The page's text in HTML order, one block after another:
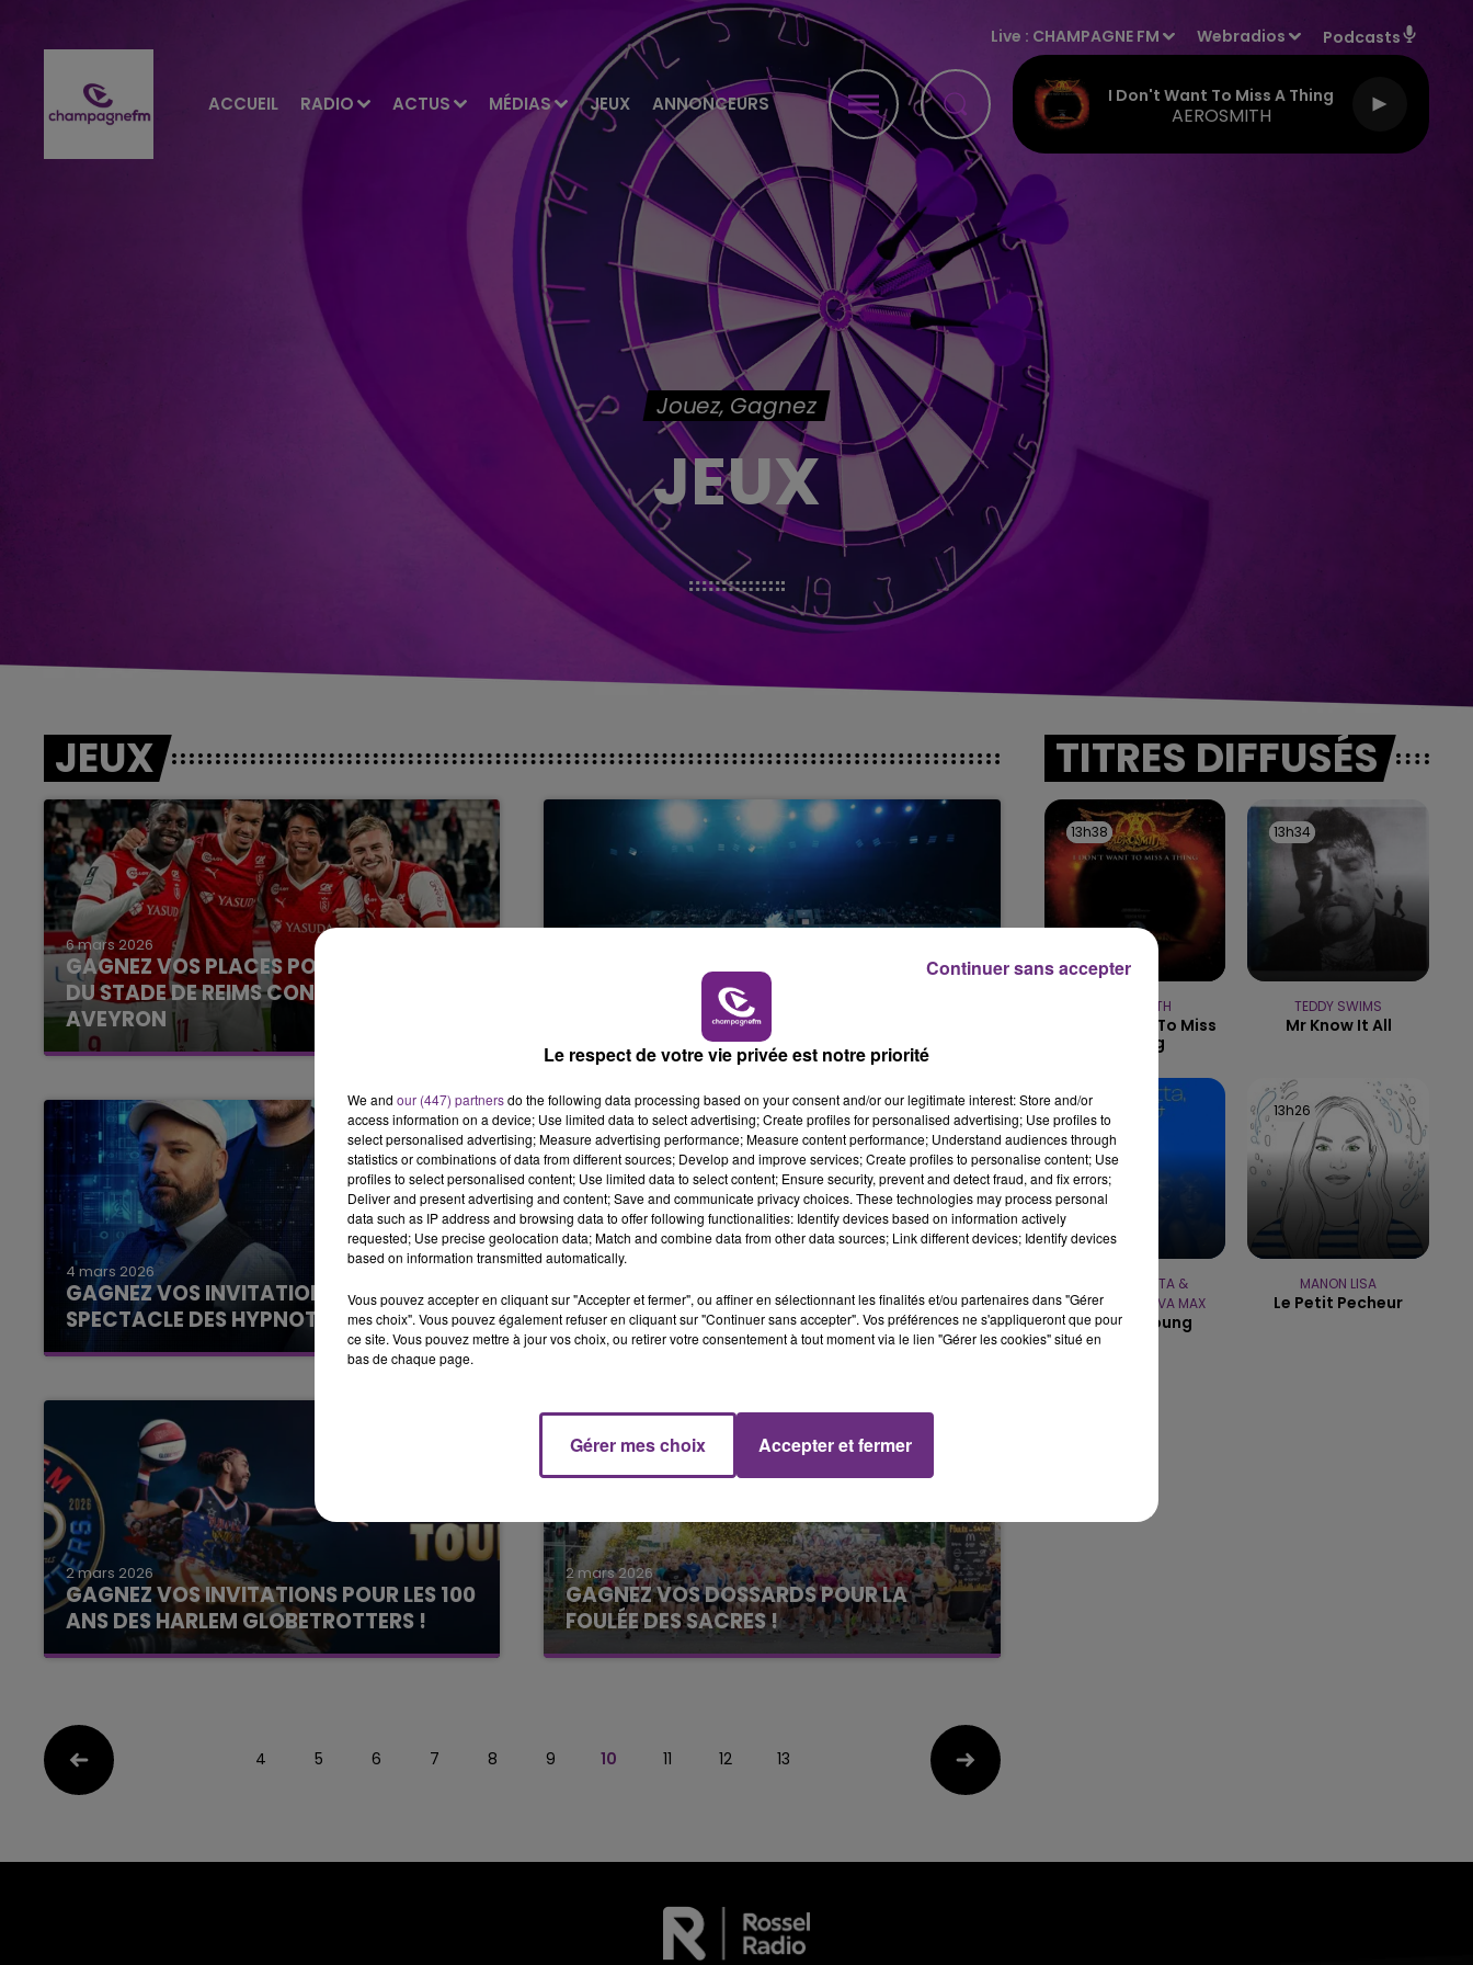
ACCUEIL RADIO ACTUS MÉDIAS JEUX ANNONCEURS
Live : CHAMPAGNE FM Webradios Podcasts
I Don't Want To Miss A Thing
AEROSMITH
10h00 - 14h00
LE TICKET DE CAISSE
14h00 - 15h00
LA RADIO POP
15h00 - 19h00
LE CLUB CHAMPAGNE FM
Jouez, Gagnez
JEUX
JEUX
6 mars 2026
GAGNEZ VOS PLACES POUR LE MATCH
DU STADE DE REIMS CONTRE RODEZ
AVEYRON
Le Club Champagne FM
GAGNEZ VOS PLACES POUR LE MATCH
DU CHAMPAGNE BASKET CONTRE LA...
Le Club Champagne FM
4 mars 2026
GAGNEZ VOS INVITATIONS POUR LE
SPECTACLE DES HYPNOTISEURS !
Le Club Champagne FM
2 mars 2026
GAGNEZ VOS CARTES POUR LA FOIRE DE
MARS À TROYES !
Le Club Champagne FM
2 mars 2026
GAGNEZ VOS INVITATIONS POUR LES 100
ANS DES HARLEM GLOBETROTTERS !
Le Club Champagne FM
2 mars 2026
GAGNEZ VOS DOSSARDS POUR LA
FOULÉE DES SACRES !
Le Club Champagne FM
4 5 6 7 8 9 10 11 12 13
TITRES DIFFUSÉS
13h38
13h38
AEROSMITH
I Don't Want To Miss
A Thing
13h34
13h34
TEDDY SWIMS
Mr Know It All
13h28
13h28
DAVID GUETTA &
ALPHAVILLE & AVA MAX
Forever Young
13h26
13h26
MANON LISA
Le Petit Pecheur
Le respect de votre vie privée est notre priorité
We and our (447) partnersdo the following data processing based on your consent and/or our legitimate interest: Store and/or
access information on a device; Use limited data to select advertising; Create profiles for personalised advertising; Use profiles to
select personalised advertising; Measure advertising performance; Measure content performance; Understand audiences through
statistics or combinations of data from different sources; Develop and improve services; Create profiles to personalise content; Use
profiles to select personalised content; Use limited data to select content; Ensure security, prevent and detect fraud, and fix errors;
Deliver and present advertising and content; Save and communicate privacy choices. These technologies may process personal
data such as IP address and browsing data to offer following functionalities: Identify devices based on information actively
requested; Use precise geolocation data; Match and combine data from other data sources; Link different devices; Identify devices
based on information transmitted automatically.
Vous pouvez accepter en cliquant sur "Accepter et fermer", ou affiner en sélectionnant les finalités et/ou partenaires dans "Gérer
mes choix". Vous pouvez également refuser en cliquant sur "Continuer sans accepter". Vos préférences ne s'appliqueront que pour
ce site. Vous pouvez mettre à jour vos choix, ou retirer votre consentement à tout moment via le lien "Gérer les cookies" situé en
bas de chaque page.
Gérer mes choix Accepter et fermer
Continuer sans accepter